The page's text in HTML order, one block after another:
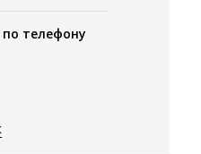
телефону